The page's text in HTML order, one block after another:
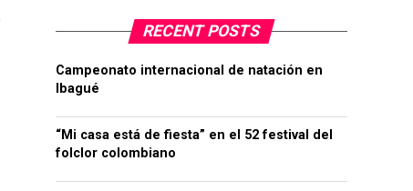
RECENT POSTS
Campeonato internacional de natación en
Ibagué
“Mi casa está de fiesta” en el 52 festival del
folclor colombiano